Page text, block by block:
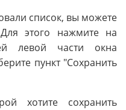
список, вы можете
этого нажмите на
левой части окна
пункт "Сохранить
хотите сохранить